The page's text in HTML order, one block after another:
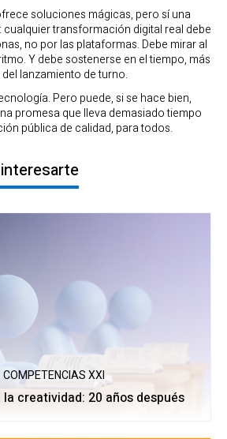
soluciones mágicas, pero sí una
transformación digital real debe
no por las plataformas. Debe mirar al
Y debe sostenerse en el tiempo, más
lanzamiento de turno.
Pero puede, si se hace bien,
promesa que lleva demasiado tiempo
pública de calidad, para todos.
COMPETENCIAS XXI
creatividad: 20 años después